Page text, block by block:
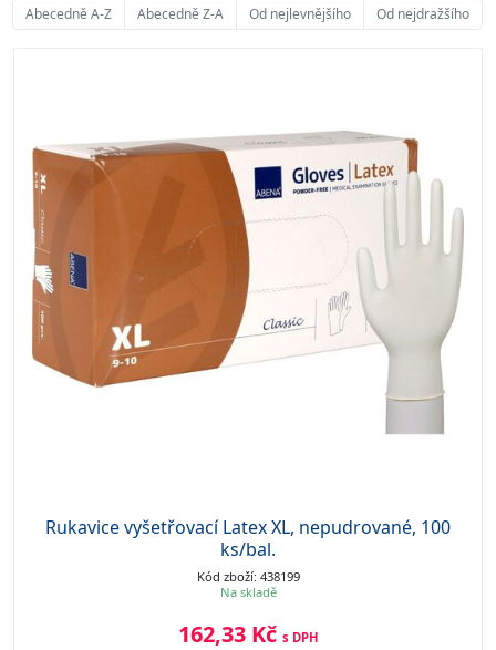
Abecedně A-Z Abecedně Z-A Od nejlevnějšího Od nejdražšího
Rukavice vyšetřovací Latex XL, nepudrované, 100
ks/bal.
Kód zboží: 438199
Na skladě
162,33 Kč s DPH